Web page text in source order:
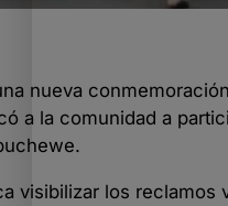
nueva
a la comunidad a
visibilizar los